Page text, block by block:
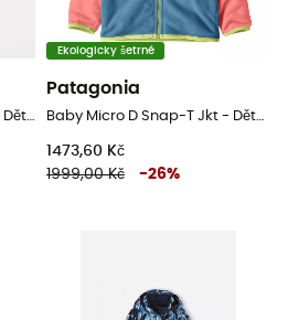
Ekologicky šetrné
Patagonia
1473,60 Kč
1999,00 Kč
-26%